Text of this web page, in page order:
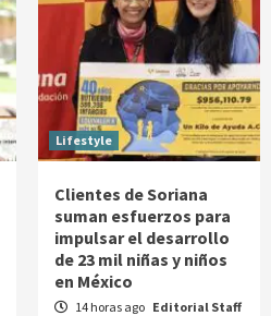
Lifestyle
Clientes de Soriana
suman esfuerzos para
impulsar el desarrollo
de 23 mil niñas y niños
en México
14 horas ago Editorial Staff